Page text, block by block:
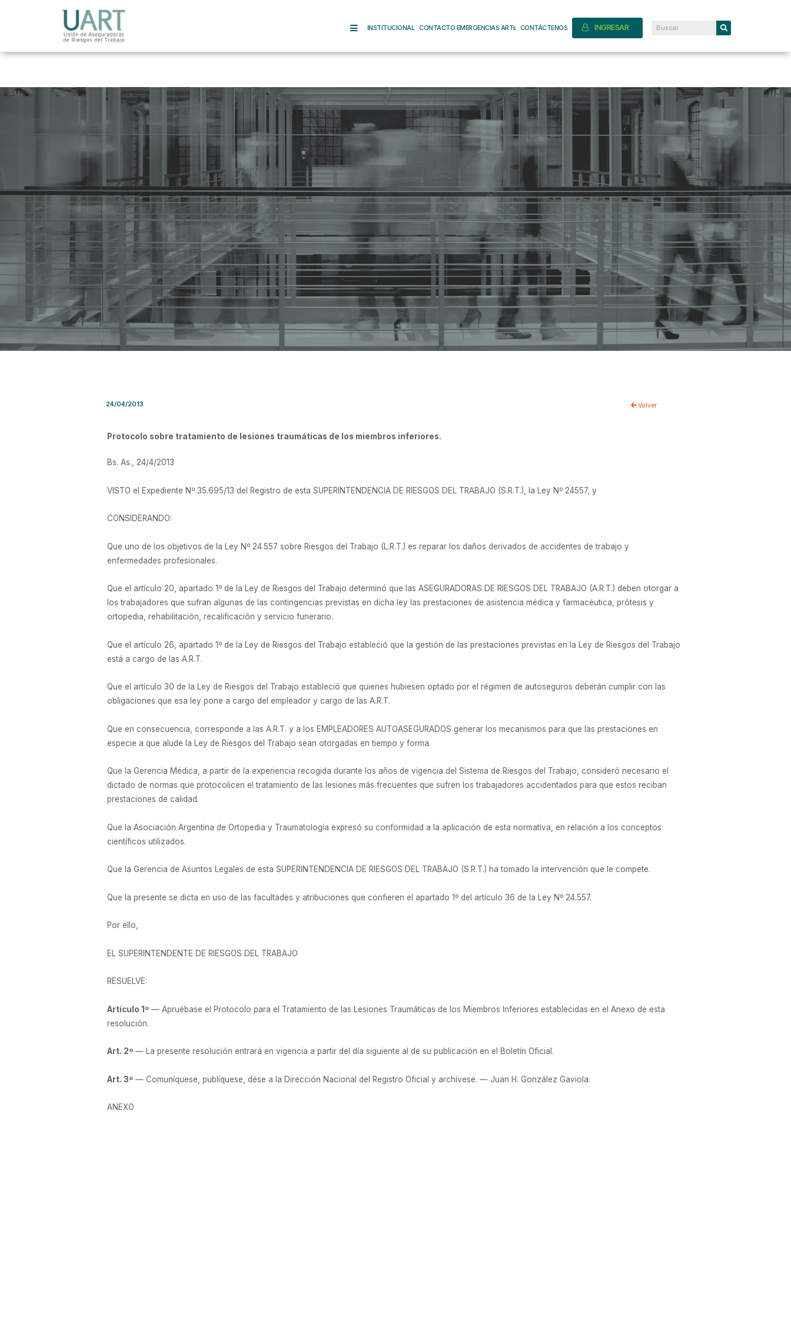
INSTITUCIONAL CONTACTO EMERGENCIAS ARTs CONTÁCTENOS INGRESAR
24/04/2013 Volver
Protocolo sobre tratamiento de lesiones traumáticas de los miembros inferiores.
Bs. As., 24/4/2013
VISTO el Expediente Nº 35.695/13 del Registro de esta SUPERINTENDENCIA DE RIESGOS DEL TRABAJO (S.R.T.), la Ley Nº 24557, y
CONSIDERANDO:
Que uno de los objetivos de la Ley Nº 24.557 sobre Riesgos del Trabajo (L.R.T.) es reparar los daños derivados de accidentes de trabajo y
enfermedades profesionales.
Que el artículo 20, apartado 1º de la Ley de Riesgos del Trabajo determinó que las ASEGURADORAS DE RIESGOS DEL TRABAJO (A.R.T.) deben otorgar a
los trabajadores que sufran algunas de las contingencias previstas en dicha ley las prestaciones de asistencia médica y farmacéutica, prótesis y
ortopedia, rehabilitación, recalificación y servicio funerario.
Que el artículo 26, apartado 1º de la Ley de Riesgos del Trabajo estableció que la gestión de las prestaciones previstas en la Ley de Riesgos del Trabajo
está a cargo de las A.R.T.
Que el artículo 30 de la Ley de Riesgos del Trabajo estableció que quienes hubiesen optado por el régimen de autoseguros deberán cumplir con las
obligaciones que esa ley pone a cargo del empleador y cargo de las A.R.T.
Que en consecuencia, corresponde a las A.R.T. y a los EMPLEADORES AUTOASEGURADOS generar los mecanismos para que las prestaciones en
especie a que alude la Ley de Riesgos del Trabajo sean otorgadas en tiempo y forma.
Que la Gerencia Médica, a partir de la experiencia recogida durante los años de vigencia del Sistema de Riesgos del Trabajo, consideró necesario el
dictado de normas que protocolicen el tratamiento de las lesiones más frecuentes que sufren los trabajadores accidentados para que estos reciban
prestaciones de calidad.
Que la Asociación Argentina de Ortopedia y Traumatología expresó su conformidad a la aplicación de esta normativa, en relación a los conceptos
científicos utilizados.
Que la Gerencia de Asuntos Legales de esta SUPERINTENDENCIA DE RIESGOS DEL TRABAJO (S.R.T.) ha tomado la intervención que le compete.
Que la presente se dicta en uso de las facultades y atribuciones que confieren el apartado 1º del artículo 36 de la Ley Nº 24.557.
Por ello,
EL SUPERINTENDENTE DE RIESGOS DEL TRABAJO
RESUELVE:
Artículo 1º — Apruébase el Protocolo para el Tratamiento de las Lesiones Traumáticas de los Miembros Inferiores establecidas en el Anexo de esta
resolución.
Art. 2º — La presente resolución entrará en vigencia a partir del día siguiente al de su publicación en el Boletín Oficial.
Art. 3º — Comuníquese, publíquese, dése a la Dirección Nacional del Registro Oficial y archívese. — Juan H. González Gaviola.
ANEXO